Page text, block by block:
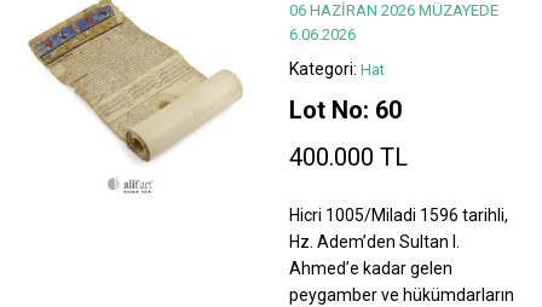
06 HAZİRAN 2026 MÜZAYEDE
6.06.2026
Kategori: Hat
Lot No: 60
400.000 TL
Hicri 1005/Miladi 1596 tarihli,
Hz. Adem’den Sultan I.
Ahmed’e kadar gelen
peygamber ve hükümdarların